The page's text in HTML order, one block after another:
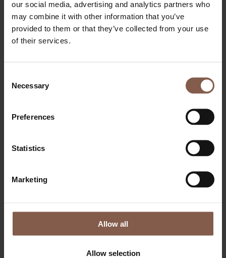
our social media, advertising and analytics partners who
may combine it with other information that you’ve
provided to them or that they’ve collected from your use
of their services.
Selection
Necessary
Preferences
Statistics
Marketing
Allow all
Allow selection
Ét hus. Flere muligheder.
Oplev et træningsunivers, hvor fitness,
bootcamp og recovery er samlet under ét tag. Hos THEGYM er
hver eneste detalje skabt for at understøtte din træning, dit velvære
og din udvikling.
Email